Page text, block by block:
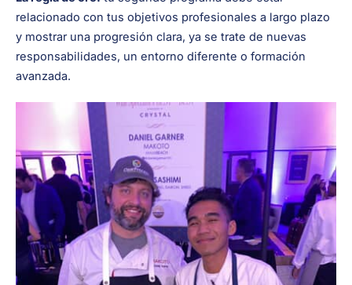
relacionado con tus objetivos profesionales a largo plazo
y mostrar una progresión clara, ya se trate de nuevas
responsabilidades, un entorno diferente o formación
avanzada.